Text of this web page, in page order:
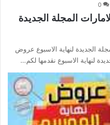
0
المجلة الجديدة
الجديدة لنهاية الاسبوع عروض
لنهاية الاسبوع نقدمها لكم…